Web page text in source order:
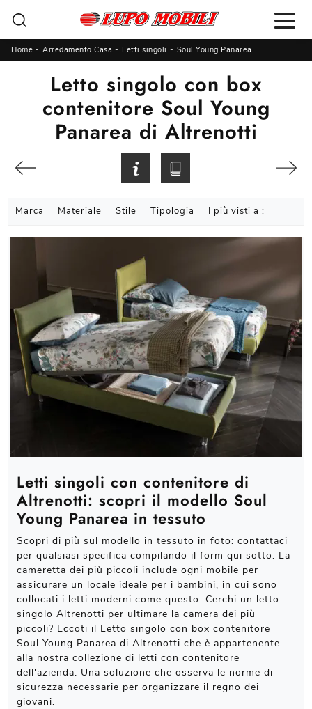
Home - Arredamento Casa - Letti singoli - Soul Young Panarea
Letto singolo con box
contenitore Soul Young
Panarea di Altrenotti
Marca Materiale Stile Tipologia I più visti a :
Letti singoli con contenitore di
Altrenotti: scopri il modello Soul
Young Panarea in tessuto
Scopri di più sul modello in tessuto in foto: contattaci
per qualsiasi specifica compilando il form qui sotto. La
cameretta dei più piccoli include ogni mobile per
assicurare un locale ideale per i bambini, in cui sono
collocati i letti moderni come questo. Cerchi un letto
singolo Altrenotti per ultimare la camera dei più
piccoli? Eccoti il Letto singolo con box contenitore
Soul Young Panarea di Altrenotti che è appartenente
alla nostra collezione di letti con contenitore
dell'azienda. Una soluzione che osserva le norme di
sicurezza necessarie per organizzare il regno dei
giovani.